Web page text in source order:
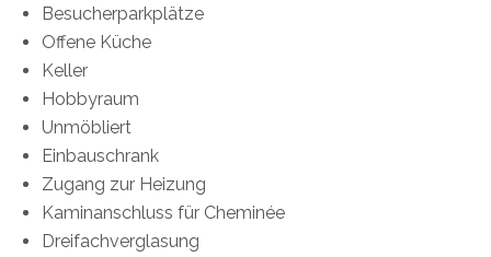
Besucherparkplätze
Offene Küche
Keller
Hobbyraum
Unmöbliert
Einbauschrank
Zugang zur Heizung
Kaminanschluss für Cheminée
Dreifachverglasung